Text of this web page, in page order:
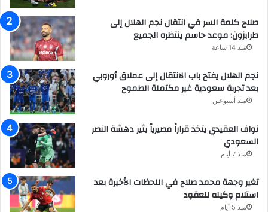
صلاح كلمة السر في انتقال نجم الهلال إلى
طرابزون: موعد حاسم ينتظره الجميع
منذ 14 ساعة
نجم الهلال يفتح باب الانتقال إلى عملاق أوروبي
بعد تجربة سعودية غير مكتملة الطموح
منذ أسبوعين
نواف العقيدي يتخذ قراراً مصيرياً يثير دهشة النصر
السعودي
منذ 7 أيام
تغير وجهة محمد صلاح في اللحظات الأخيرة بعد
استلام وكيله للعقود
منذ 5 أيام